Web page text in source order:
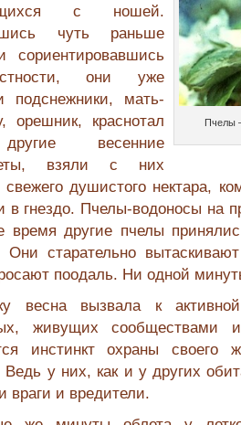
Пчелы
с ношей.
чуть раньше
сориентировавшись
они уже
подснежники, мать-
орешник, краснотал
весенние
взяли с них
свежего душисто­го нектара,
в гнездо. Пчелы-водоносы на
время другие пчелы
старательно
поодаль. Ни одной
весна вызвала к
живущих сообществами
инстинкт охраны
Ведь у них, как и у других
враги и вредители.